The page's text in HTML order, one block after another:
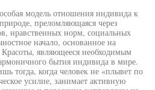
модель отношения индивида к
преломляющаяся через
нравственных норм, социальных
начало, основанное на
являющееся необходимым
бытия индивида в мире.
тогда, когда человек не «плывет по
усилие, занимает активную